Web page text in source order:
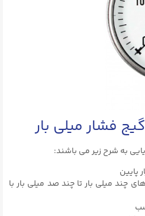
فشار میلی بار
به شرح زیر می باشند:
پایین
چند میلی‌ بار تا چند صد میلی‌ بار با